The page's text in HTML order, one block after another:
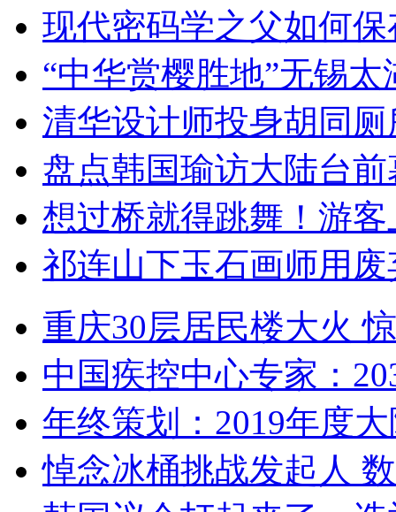
现代密码学之父如何
“中华赏樱胜地”无锡
清华设计师投身胡同
盘点韩国瑜访大陆台
想过桥就得跳舞！游客
祁连山下玉石画师用
重庆30层居民楼大火
中国疾控中心专家：
年终策划：2019年度
悼念冰桶挑战发起人